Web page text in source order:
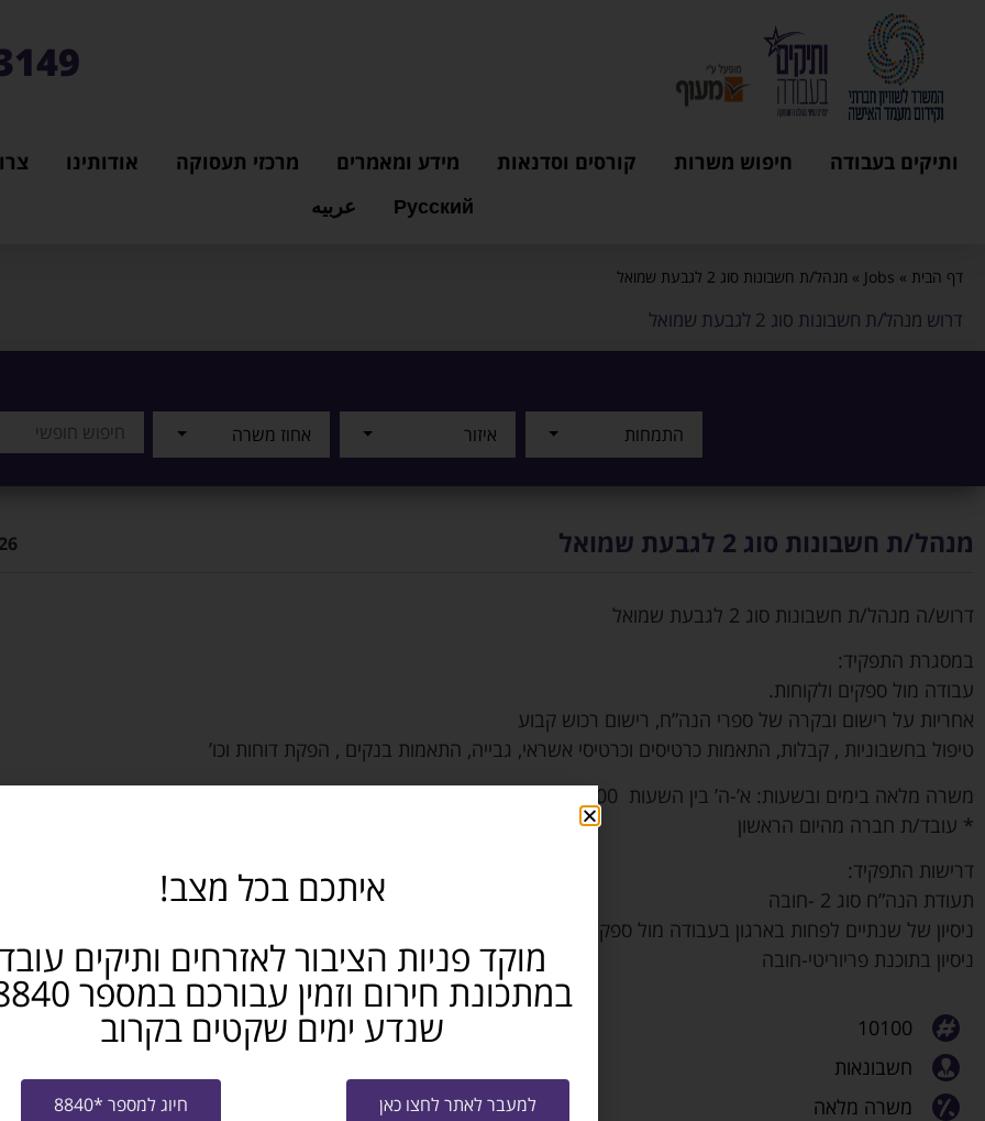
ותיקים בעבודה חיפוש משרות קורסים וסדנאות מידע ומאמרים מרכזי תעסוקה אודותינו
Русский
عربيه
דף הבית »
Jobs
» מנהל/ת חשבונות סוג 2 לגבעת שמואל
דרוש מנהל/ת חשבונות סוג 2 לגבעת שמואל
התמחות איזור אחוז משרה
מנהל/ת חשבונות סוג 2 לגבעת שמואל
דרוש/ה מנהל/ת חשבונות סוג 2 לגבעת שמואל
במסגרת התפקיד:
עבודה מול ספקים ולקוחות.
אחריות על רישום ובקרה של ספרי הנה”ח, רישום רכוש קבוע
טיפול בחשבוניות , קבלות, התאמות כרטיסים וכרטיסי אשראי, גבייה, התאמות בנקים , הפקת דוחות וכו’
משרה מלאה בימים ובשעות: א’-ה’ בין השעות 8:00-17:00
* עובד/ת חברה מהיום הראשון
דרישות התפקיד:
תעודת הנה”ח סוג 2 -חובה
ניסיון של שנתיים לפחות בארגון בעבודה מול ספקים ולקוחות -חובה
ניסיון בתוכנת פריוריטי-חובה
10100
חשבונאות
משרה מלאה
איתכם בכל מצב!
מוקד פניות הציבור לאזרחים ותיקים
שנדע ימים שקטים בקרוב
למעבר לאתר לחצו כאן חיוג למספר *8840